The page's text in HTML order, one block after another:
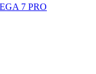
7 PRO